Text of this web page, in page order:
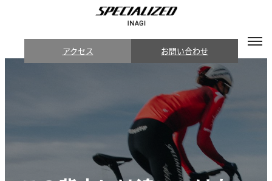
アクセス お問い合わせ
Roval アップグレードプログ